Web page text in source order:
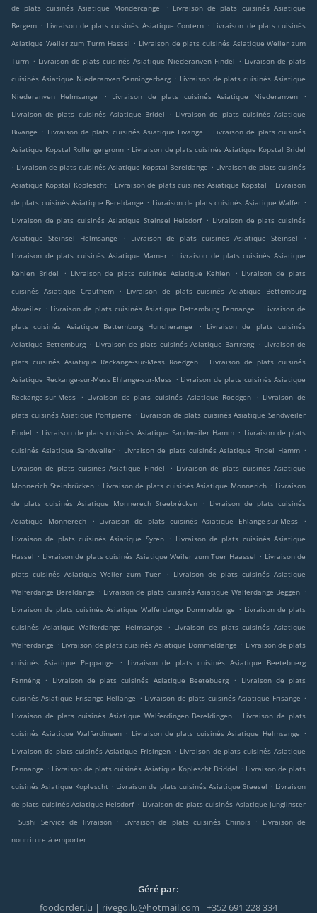
de plats cuisinés Asiatique Mondercange
. Livraison de plats cuisinés Asiatique
Bergem . Livraison de plats cuisinés Asiatique Contern . Livraison de plats cuisinés
Asiatique Weiler zum Turm Hassel . Livraison de plats cuisinés Asiatique Weiler zum
Turm . Livraison de plats cuisinés Asiatique Niederanven Findel . Livraison de plats
cuisinés Asiatique Niederanven Senningerberg . Livraison de plats cuisinés Asiatique
Niederanven Helmsange
. Livraison de plats cuisinés Asiatique Niederanven
.
Livraison de plats cuisinés Asiatique Bridel
. Livraison de plats cuisinés Asiatique
Bivange . Livraison de plats cuisinés Asiatique Livange . Livraison de plats cuisinés
Asiatique Kopstal Rollengergronn . Livraison de plats cuisinés Asiatique Kopstal Bridel
. Livraison de plats cuisinés Asiatique Kopstal Bereldange . Livraison de plats cuisinés
Asiatique Kopstal Koplescht . Livraison de plats cuisinés Asiatique Kopstal . Livraison
de plats cuisinés Asiatique Bereldange . Livraison de plats cuisinés Asiatique Walfer .
Livraison de plats cuisinés Asiatique Steinsel Heisdorf . Livraison de plats cuisinés
Asiatique Steinsel Helmsange
. Livraison de plats cuisinés Asiatique Steinsel
.
Livraison de plats cuisinés Asiatique Mamer . Livraison de plats cuisinés Asiatique
Kehlen Bridel
. Livraison de plats cuisinés Asiatique Kehlen . Livraison de plats
cuisinés Asiatique Crauthem
.
Livraison de plats cuisinés Asiatique Bettemburg
Abweiler . Livraison de plats cuisinés Asiatique Bettemburg Fennange . Livraison de
plats cuisinés Asiatique Bettemburg Huncherange
.
Livraison de plats cuisinés
Asiatique Bettemburg . Livraison de plats cuisinés Asiatique Bartreng . Livraison de
plats cuisinés Asiatique Reckange-sur-Mess Roedgen
. Livraison de plats cuisinés
Asiatique Reckange-sur-Mess Ehlange-sur-Mess . Livraison de plats cuisinés Asiatique
Reckange-sur-Mess
. Livraison de plats cuisinés Asiatique Roedgen . Livraison de
plats cuisinés Asiatique Pontpierre . Livraison de plats cuisinés Asiatique Sandweiler
Findel . Livraison de plats cuisinés Asiatique Sandweiler Hamm . Livraison de plats
cuisinés Asiatique Sandweiler . Livraison de plats cuisinés Asiatique Findel Hamm .
Livraison de plats cuisinés Asiatique Findel
. Livraison de plats cuisinés Asiatique
Monnerich Steinbrücken . Livraison de plats cuisinés Asiatique Monnerich . Livraison
de plats cuisinés Asiatique Monnerech Steebrécken
. Livraison de plats cuisinés
Asiatique Monnerech
. Livraison de plats cuisinés Asiatique Ehlange-sur-Mess
.
Livraison de plats cuisinés Asiatique Syren . Livraison de plats cuisinés Asiatique
Hassel . Livraison de plats cuisinés Asiatique Weiler zum Tuer Haassel . Livraison de
plats cuisinés Asiatique Weiler zum Tuer
. Livraison de plats cuisinés Asiatique
Walferdange Bereldange . Livraison de plats cuisinés Asiatique Walferdange Beggen .
Livraison de plats cuisinés Asiatique Walferdange Dommeldange . Livraison de plats
cuisinés Asiatique Walferdange Helmsange
. Livraison de plats cuisinés Asiatique
Walferdange . Livraison de plats cuisinés Asiatique Dommeldange . Livraison de plats
cuisinés Asiatique Peppange
.
Livraison de plats cuisinés Asiatique Beetebuerg
Fennéng
. Livraison de plats cuisinés Asiatique Beetebuerg .
Livraison de plats
cuisinés Asiatique Frisange Hellange . Livraison de plats cuisinés Asiatique Frisange .
Livraison de plats cuisinés Asiatique Walferdingen Bereldingen . Livraison de plats
cuisinés Asiatique Walferdingen . Livraison de plats cuisinés Asiatique Helmsange .
Livraison de plats cuisinés Asiatique Frisingen . Livraison de plats cuisinés Asiatique
Fennange . Livraison de plats cuisinés Asiatique Koplescht Briddel . Livraison de plats
cuisinés Asiatique Koplescht . Livraison de plats cuisinés Asiatique Steesel . Livraison
de plats cuisinés Asiatique Heisdorf . Livraison de plats cuisinés Asiatique Junglinster
. Sushi Service de livraison . Livraison de plats cuisinés Chinois .
Livraison de
nourriture à emporter
Géré par:
foodorder.lu | rivego.lu@hotmail.com| +352 691 228 334